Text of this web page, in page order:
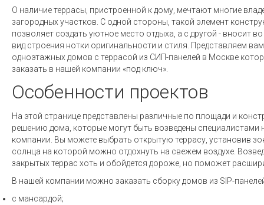
О наличие террасы, пристроенной к дому, мечтают многие
загородных участков. С одной стороны, такой элемент
позволяет создать уютное место отдыха, а с другой - вносит
вид строения нотки оригинальности и стиля. Представляем
одноэтажных домов с террасой из СИП-панелей в Москве
заказать в нашей компании «под ключ».
Особенности проектов
На этой странице представлены различные по площади и
решению дома, которые могут быть возведены специалистами
компании. Вы можете выбрать открытую террасу, установив
солнца на которой можно отдохнуть на свежем воздухе.
закрытых террас хоть и обойдется дороже, но поможет
В нашей компании можно заказать сборку домов из SIP-
с мансардой;